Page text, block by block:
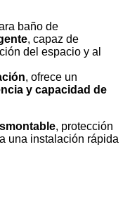
baño de
, capaz de
del espacio y al
, ofrece un
y capacidad de
, protección
una instalación rápida